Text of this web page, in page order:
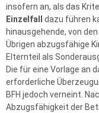
insofern an, als das
Einzelfall
dazu führen
hinausgehende, von
Übrigen abzugsfähige
Elternteil als
Die für eine Vorlage an
erforderliche
BFH jedoch verneint.
Abzugsfähigkeit der